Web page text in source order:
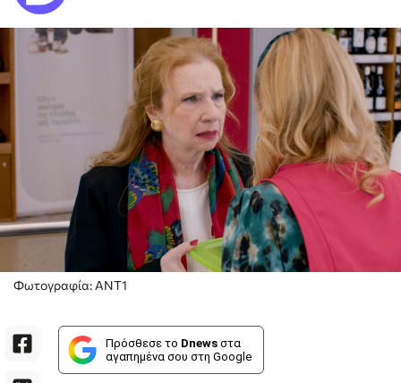
Φωτογραφία: ΑΝΤ1
Πρόσθεσε το Dnews στα
αγαπημένα σου στη Google